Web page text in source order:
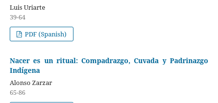
Luis Uriarte
39-64
PDF (Spanish)
Nacer es un ritual: Compadrazgo, Cuvada y Padrinazgo
Indígena
Alonso Zarzar
65-86